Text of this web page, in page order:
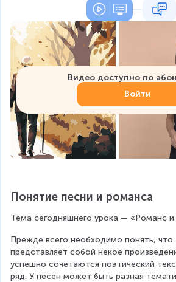
Видео доступно по
Войти
Понятие песни и романса
Тема сегодняшнего урока — «Романс и
Прежде всего необходимо понять, что
представляет собой некое
успешно сочетаются поэтический
ряд. У песен может быть разная